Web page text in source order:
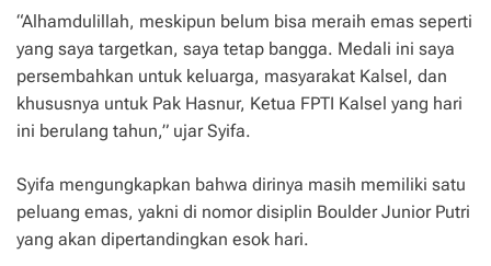
“Alhamdulillah, meskipun belum bisa meraih emas seperti
yang saya targetkan, saya tetap bangga. Medali ini saya
persembahkan untuk keluarga, masyarakat Kalsel, dan
khususnya untuk Pak Hasnur, Ketua FPTI Kalsel yang hari
ini berulang tahun,” ujar Syifa.
Syifa mengungkapkan bahwa dirinya masih memiliki satu
peluang emas, yakni di nomor disiplin Boulder Junior Putri
yang akan dipertandingkan esok hari.